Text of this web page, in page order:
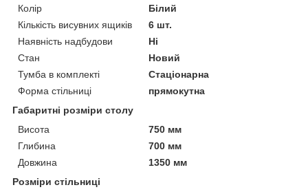
Колір
Білий
Кількість висувних ящиків
6 шт.
Наявність надбудови
Ні
Стан
Новий
Тумба в комплекті
Стаціонарна
Форма стільниці
прямокутна
Габаритні розміри столу
Висота
750 мм
Глибина
700 мм
Довжина
1350 мм
Розміри стільниці